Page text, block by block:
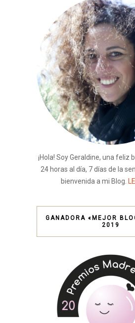
¡Hola! Soy Geraldine, una feliz
24 horas al día, 7 días de la
bienvenida a mi Blog.
GANADORA «MEJOR
2019